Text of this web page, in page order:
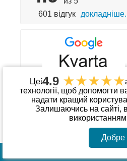
Цей сайт використовує
технології, щоб допомогти
надати кращий
Залишаючись на сайті,
Добре
601 відгук
4.9
Приймаємо до оплати